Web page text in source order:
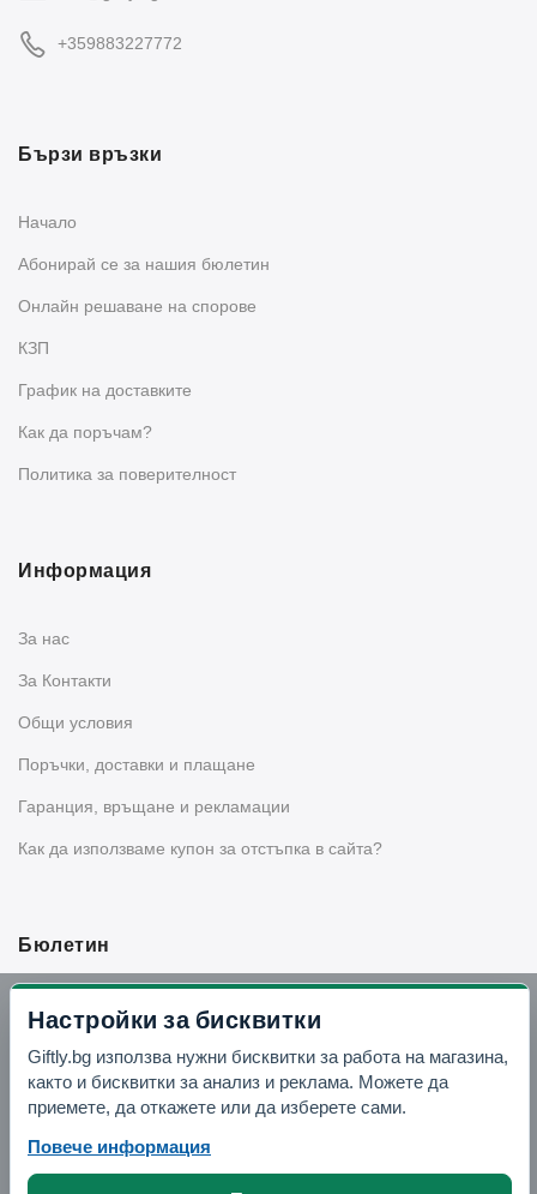
+359883227772
Бързи връзки
Начало
Абонирай се за нашия бюлетин
Oнлайн решаване на спорове
КЗП
График на доставките
Как да поръчам?
Политика за поверителност
Информация
За нас
За Контакти
Общи условия
Поръчки, доставки и плащане
Гаранция, връщане и рекламации
Как да използваме купон за отстъпка в сайта?
Бюлетин
Вземи -10% отстъпка в Telegram
Отвори Telegram
Настройки за бисквитки
Giftly.bg използва нужни бисквитки за работа на магазина,
както и бисквитки за анализ и реклама. Можете да
приемете, да откажете или да изберете сами.
Повече информация